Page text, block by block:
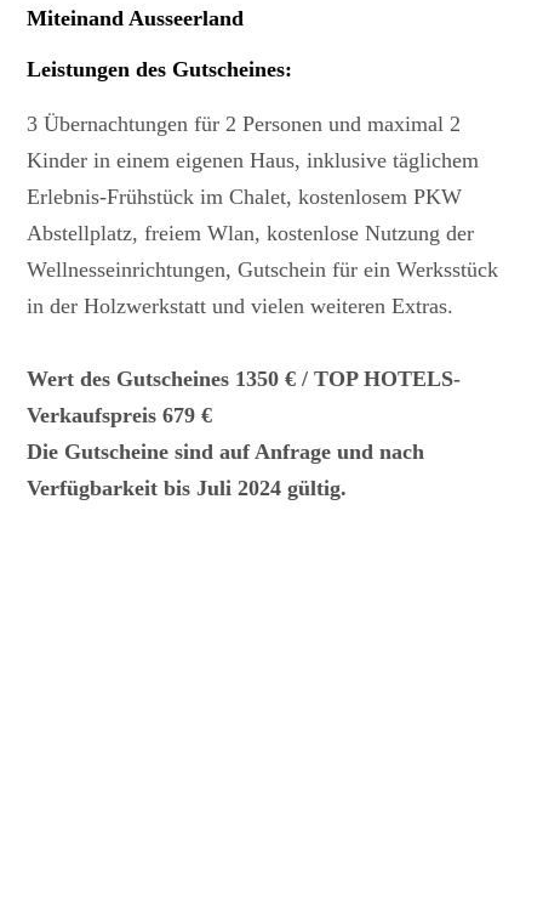
Miteinand Ausseerland
Leistungen des Gutscheines:
3 Übernachtungen für 2 Personen und maximal 2
Kinder in einem eigenen Haus, inklusive täglichem
Erlebnis-Frühstück im Chalet, kostenlosem PKW
Abstellplatz, freiem Wlan, kostenlose Nutzung der
Wellnesseinrichtungen, Gutschein für ein Werksstück
in der Holzwerkstatt und vielen weiteren Extras.
Wert des Gutscheines 1350 € / TOP HOTELS-
Verkaufspreis 679 €
Die Gutscheine sind auf Anfrage und nach
Verfügbarkeit bis Juli 2024 gültig.